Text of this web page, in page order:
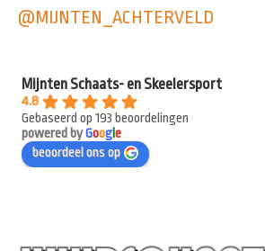
@MIJNTEN_ACHTERVELD
Mijnten Schaats- en Skeelersport
4.8
Gebaseerd op 193 beoordelingen
powered byGooge
beoordeel ons op